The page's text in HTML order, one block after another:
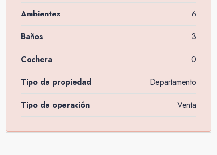
Ambientes 6
Baños 3
Cochera 0
Tipo de propiedad Departamento
Tipo de operación Venta